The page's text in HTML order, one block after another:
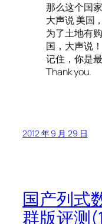
那么这个国
大声说 美国
为了土地有
国，大声说！
记住，你是
Thank you.
2012 年 9 月 29 日
国产列式
群版评测